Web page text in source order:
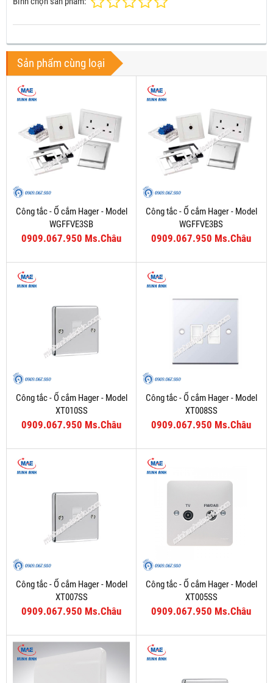
Sản phẩm cùng loại
Công tắc - Ổ cắm Hager - Model
WGFFVE3SB
0909.067.950 Ms.Châu
Công tắc - Ổ cắm Hager - Model
WGFFVE3BS
0909.067.950 Ms.Châu
Công tắc - Ổ cắm Hager - Model
XT010SS
0909.067.950 Ms.Châu
Công tắc - Ổ cắm Hager - Model
XT008SS
0909.067.950 Ms.Châu
Công tắc - Ổ cắm Hager - Model
XT007SS
0909.067.950 Ms.Châu
Công tắc - Ổ cắm Hager - Model
XT005SS
0909.067.950 Ms.Châu